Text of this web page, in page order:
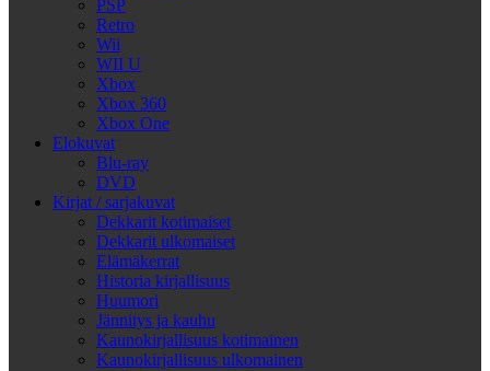
PSP
Retro
Wii
WII U
Xbox
Xbox 360
Xbox One
Elokuvat
Blu-ray
DVD
Kirjat / sarjakuvat
Dekkarit kotimaiset
Dekkarit ulkomaiset
Elämäkerrat
Historia kirjallisuus
Huumori
Jännitys ja kauhu
Kaunokirjallisuus kotimainen
Kaunokirjallisuus ulkomainen